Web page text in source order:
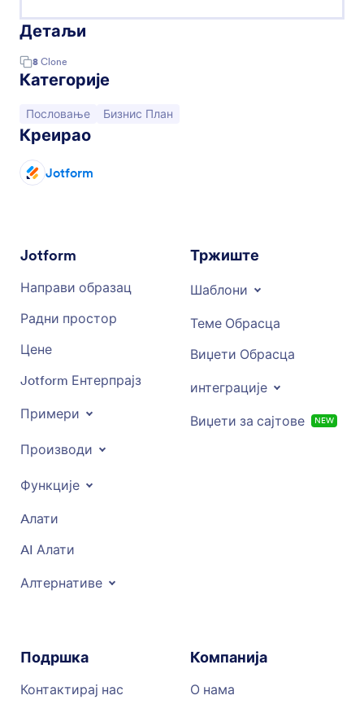
Детаљи
8 Clone
Категорије
Иди на категорију:
Пословање Иди на категорију:
Бизнис План
Креирао
Jotform
Jotform
Направи образац
Радни простор
Цене
Jotform Ентерпрајз
Примери
Производи
Функције
Aлати
AI Алати
Алтернативе
Тржиште
Шаблони
Теме Обрасца
Виџети Обрасца
интеграције
Виџети за сајтове NEW
Подршка
Контактирај нас
Компанија
О нама